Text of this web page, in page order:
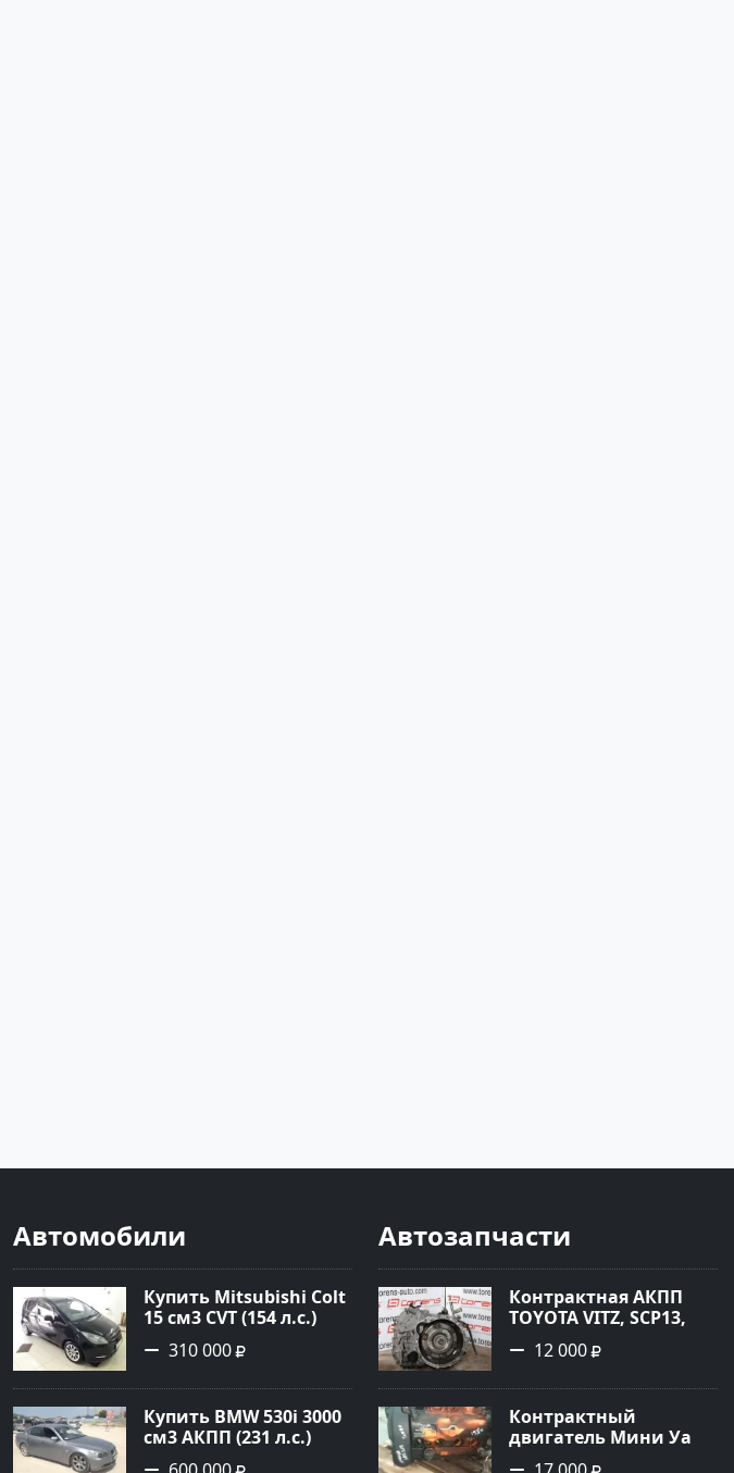
Автомобили
Купить Mitsubishi Colt
15 см3 CVT (154 л.с.)
Бензин турбонаддув в
Краснодар: цвет
цене 310000 рублей,
объявление №18731 на
сайте Авторынок23
310 000
Купить BMW 530i 3000
см3 АКПП (231 л.с.)
Бензин инжектор в
Автозапчасти
Контрактная АКПП
TOYOTA VITZ, SCP13,
2SZ-FE, K410-11A Ростов
12 000
Контрактный
двигатель Мини Уан
1.6 Краснодар